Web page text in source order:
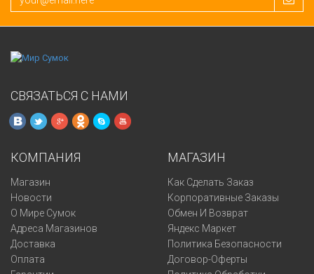
СВЯЗАТЬСЯ С НАМИ
КОМПАНИЯ
Магазин
Новости
О Мире Сумок
Адреса Магазинов
Доставка
Оплата
МАГАЗИН
Как Сделать Заказ
Корпоративные Заказы
Обмен И Возврат
Яндекс Маркет
Политика Безопасности
Договор-Оферты